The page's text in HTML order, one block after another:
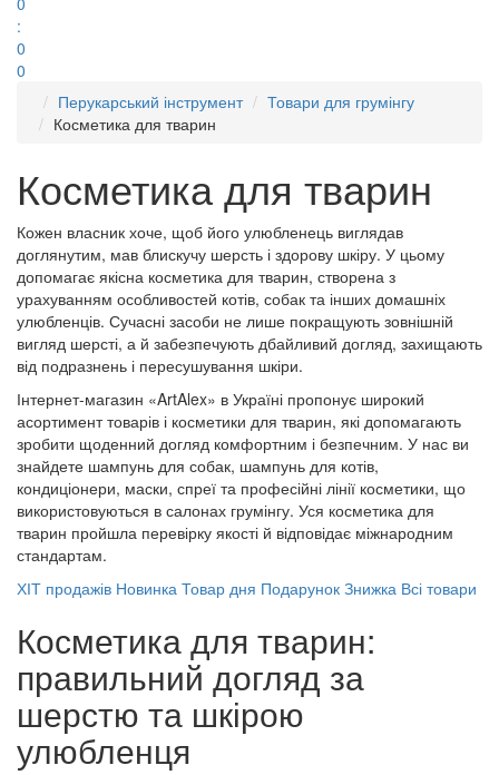
:
0
0
Перукарський інструмент
Товари для грумінгу
Косметика для тварин
Косметика для тварин
Кожен власник хоче, щоб його улюбленець виглядав
доглянутим, мав блискучу шерсть і здорову шкіру. У цьому
допомагає якісна косметика для тварин, створена з
урахуванням особливостей котів, собак та інших домашніх
улюбленців. Сучасні засоби не лише покращують зовнішній
вигляд шерсті, а й забезпечують дбайливий догляд, захищають
від подразнень і пересушування шкіри.
Інтернет-магазин «ArtAlex» в Україні пропонує широкий
асортимент товарів і косметики для тварин, які допомагають
зробити щоденний догляд комфортним і безпечним. У нас ви
знайдете шампунь для собак, шампунь для котів,
кондиціонери, маски, спреї та професійні лінії косметики, що
використовуються в салонах грумінгу. Уся косметика для
тварин пройшла перевірку якості й відповідає міжнародним
стандартам.
ХІТ продажів Новинка Товар дня Подарунок Знижка Всі товари
Косметика для тварин:
правильний догляд за
шерстю та шкірою
улюбленця